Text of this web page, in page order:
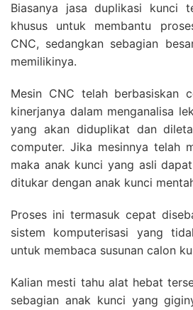
Biasanya jasa duplikasi kunci
khusus untuk membantu
CNC, sedangkan sebagian
memilikinya.
Mesin CNC telah berbasiskan
kinerjanya dalam menganalisa
yang akan diduplikat dan
computer. Jika mesinnya telah
maka anak kunci yang asli
ditukar dengan anak kunci
Proses ini termasuk cepat
sistem komputerisasi yang
untuk membaca susunan calon
Kalian mesti tahu alat hebat
sebagian anak kunci yang